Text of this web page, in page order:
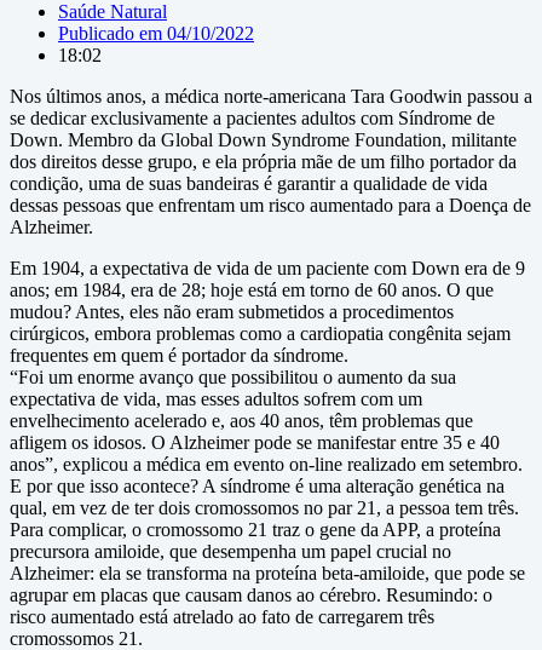
Saúde Natural
Publicado em 04/10/2022
18:02
Nos últimos anos, a médica norte-americana Tara Goodwin passou a
se dedicar exclusivamente a pacientes adultos com Síndrome de
Down. Membro da Global Down Syndrome Foundation, militante
dos direitos desse grupo, e ela própria mãe de um filho portador da
condição, uma de suas bandeiras é garantir a qualidade de vida
dessas pessoas que enfrentam um risco aumentado para a Doença de
Alzheimer.
Em 1904, a expectativa de vida de um paciente com Down era de 9
anos; em 1984, era de 28; hoje está em torno de 60 anos. O que
mudou? Antes, eles não eram submetidos a procedimentos
cirúrgicos, embora problemas como a cardiopatia congênita sejam
frequentes em quem é portador da síndrome.
“Foi um enorme avanço que possibilitou o aumento da sua
expectativa de vida, mas esses adultos sofrem com um
envelhecimento acelerado e, aos 40 anos, têm problemas que
afligem os idosos. O Alzheimer pode se manifestar entre 35 e 40
anos”, explicou a médica em evento on-line realizado em setembro.
E por que isso acontece? A síndrome é uma alteração genética na
qual, em vez de ter dois cromossomos no par 21, a pessoa tem três.
Para complicar, o cromossomo 21 traz o gene da APP, a proteína
precursora amiloide, que desempenha um papel crucial no
Alzheimer: ela se transforma na proteína beta-amiloide, que pode se
agrupar em placas que causam danos ao cérebro. Resumindo: o
risco aumentado está atrelado ao fato de carregarem três
cromossomos 21.